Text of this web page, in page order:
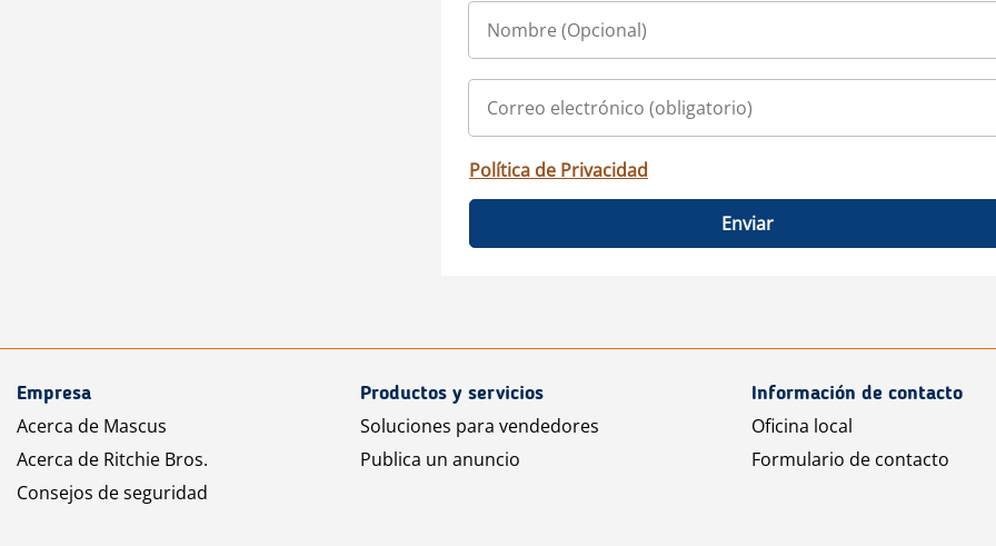
Política de Privacidad
Enviar
Empresa
Acerca de Mascus
Acerca de Ritchie Bros.
Consejos de seguridad
Productos y servicios
Soluciones para vendedores
Publica un anuncio
Información de contacto
Oficina local
Formulario de contacto